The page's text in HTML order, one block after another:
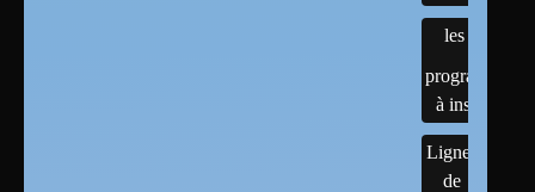
les
programmes
à installer
Lignes
de